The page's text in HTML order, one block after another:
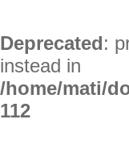
Deprecated:
instead in
/home/mati/
112